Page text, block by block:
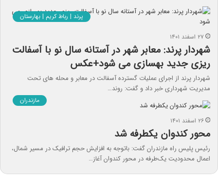
پرند | رباط کریم | بهارستان
۲۷ اسفند ۱۴۰۱
شهردار پرند: معابر شهر در آستانه سال نو با آسفالت
ریزی جدید بهسازی می شود+عکس
شهردار پرند از اجرای عملیات گسترده آسفالت در معابر و محله های تحت
مدیریت شهرداری خبر داد و گفت: روند…
مازندران
۲۶ اسفند ۱۴۰۱
محور کندوان یکطرفه شد
رئیس پلیس راه مازندران گفت: باتوجه به افزایش حجم ترافیک در مسیر شمال،
اعمال محدودیت یک‌طرفه در محور کندوان آغاز…